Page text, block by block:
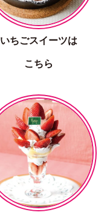
いちごスイーツは
こちら